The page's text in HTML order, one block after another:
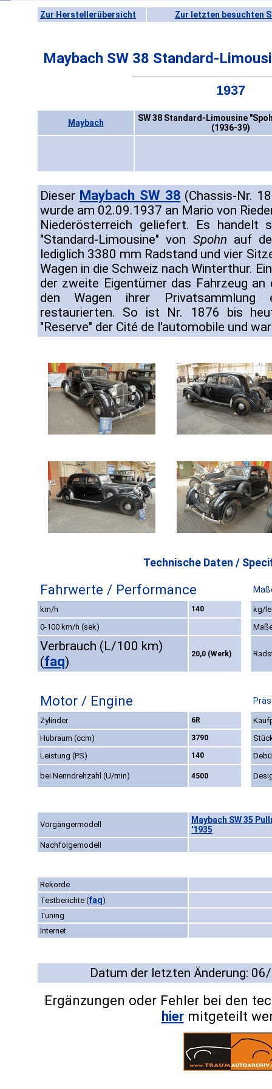
Zur Herstellerübersicht Zur letzten besuchten
Maybach SW 38 Standard-
1937
Maybach
SW 38 Standard-Limousine
(1936-39)
Dieser Maybach SW 38 (Chassis-Nr.
wurde am 02.09.1937 an Mario von
Niederösterreich geliefert. Es handelt
"Standard-Limousine" von Spohn auf
lediglich 3380 mm Radstand und vier
Wagen in die Schweiz nach Winterthur.
der zweite Eigentümer das Fahrzeug an
den Wagen ihrer Privatsammlung
restaurierten. So ist Nr. 1876 bis
"Reserve" der Cité de l'automobile und
Technische Daten /
Fahrwerte / Performance
km/h 140
kg/
0-100 km/h (sek)
Verbrauch (L/100 km)
(faq)
20,0 (Werk)
Motor / Engine
Zylinder 6R
Hubraum (ccm)
3790
Leistung (PS)
140
bei Nenndrehzahl (U/min) 4500
Vorgängermodell
Maybach SW 35
'1935
Nachfolgemodell
Rekorde
Testberichte (faq)
Tuning
Internet
Datum der letzten Änderung:
Ergänzungen oder Fehler bei den
hiermitgeteilt